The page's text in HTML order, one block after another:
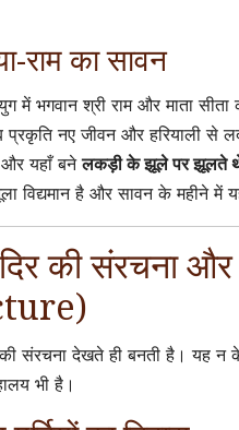
राम का सावन
भगवान श्री राम और माता सीता
नए जीवन और हरियाली से
और यहाँ बनेलकड़ी के झूले पर झूलते
विद्यमान है और सावन के महीने में
की संरचना
की संरचना देखते ही बनती है। यह
भी है।